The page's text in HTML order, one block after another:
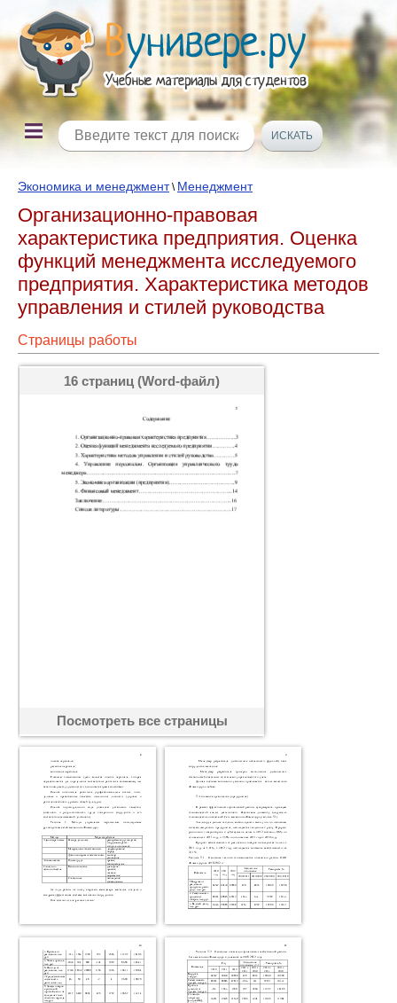
Экономика и менеджмент\ Менеджмент
Организационно-правовая
характеристика предприятия. Оценка
функций менеджмента исследуемого
предприятия. Характеристика методов
управления и стилей руководства
Страницы работы
16 страниц (Word-файл)
Посмотреть все страницы